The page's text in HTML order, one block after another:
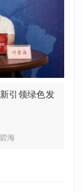
引领绿色发
海